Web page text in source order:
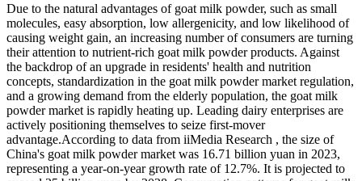
Due to the natural advantages of goat milk powder, such as small
molecules, easy absorption, low allergenicity, and low likelihood of
causing weight gain, an increasing number of consumers are turning
their attention to nutrient-rich goat milk powder products. Against
the backdrop of an upgrade in residents' health and nutrition
concepts, standardization in the goat milk powder market regulation,
and a growing demand from the elderly population, the goat milk
powder market is rapidly heating up. Leading dairy enterprises are
actively positioning themselves to seize first-mover
advantage.According to data from iiMedia Research , the size of
China's goat milk powder market was 16.71 billion yuan in 2023,
representing a year-on-year growth rate of 12.7%. It is projected to